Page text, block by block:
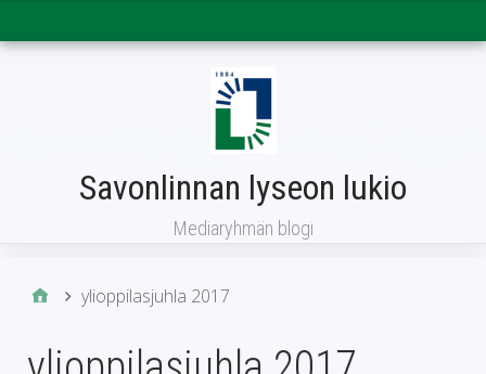
Savonlinnan lyseon lukio
Mediaryhmän blogi
ylioppilasjuhla 2017